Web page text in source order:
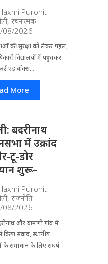
laxmi Purohit
, रचनात्मक
08/2026
की सुरक्षा को लेकर पहल,
विद्यालयों में पहुंचकर
एड बॉक्स...
More
बदरीनाथ
में उक्रांद
टू-डोर
शुरू–
laxmi Purohit
, राजनीति
08/2026
और बामणी गांव में
किया संवाद, स्थानीय
समाधान के लिए संघर्ष